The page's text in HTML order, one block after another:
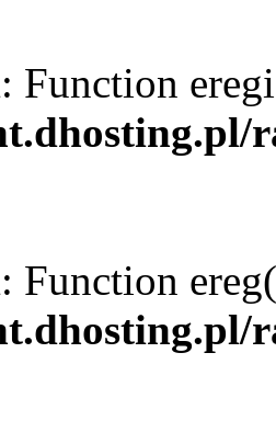
: Function
: Function